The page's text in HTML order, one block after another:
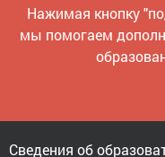
Нажимая кнопку
мы помогаем
Сведения об